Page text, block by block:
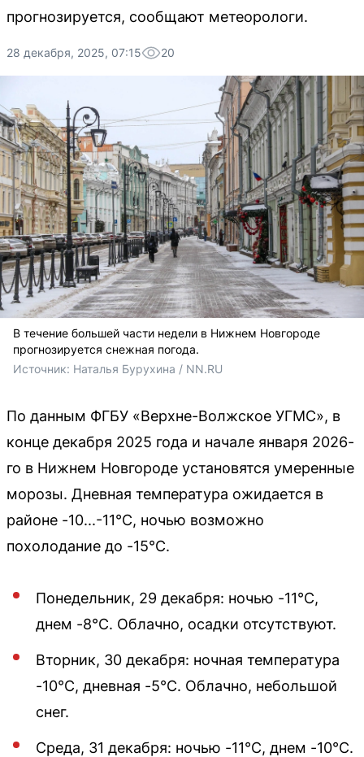
прогнозируется, сообщают метеорологи.
28 декабря, 2025, 07:15 20
В течение большей части недели в Нижнем Новгороде
прогнозируется снежная погода.
Источник: Наталья Бурухина / NN.RU
По данным ФГБУ «Верхне-Волжское УГМС», в
конце декабря 2025 года и начале января 2026-
го в Нижнем Новгороде установятся умеренные
морозы. Дневная температура ожидается в
районе -10...-11°С, ночью возможно
похолодание до -15°С.
Понедельник, 29 декабря: ночью -11°С,
днем -8°С. Облачно, осадки отсутствуют.
Вторник, 30 декабря: ночная температура
-10°С, дневная -5°С. Облачно, небольшой
снег.
Среда, 31 декабря: ночью -11°С, днем -10°С.